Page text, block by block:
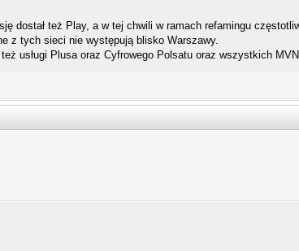
dostał też Play, a w tej chwili w ramach refamingu
z tych sieci nie występują blisko Warszawy.
usługi Plusa oraz Cyfrowego Polsatu oraz wszystkich